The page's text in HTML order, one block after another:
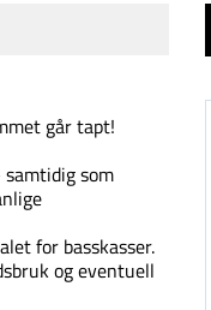
går tapt!
som
for basskasser.
og eventuell